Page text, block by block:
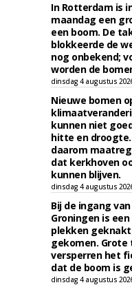
In Rotterdam is
maandag een
een boom. De
blokkeerde de
nog onbekend;
worden de
dinsdag 4 augustus
Nieuwe bomen
kunnen niet
hitte en
daarom
dat kerkhoven
kunnen blijven.
dinsdag 4 augustus
Bij de ingang
Groningen is
plekken
gekomen. Grote
versperren het
dat de boom is
dinsdag 4 augustus